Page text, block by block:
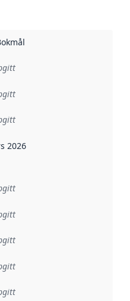
når dataene i dette
2026